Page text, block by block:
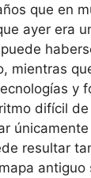
que en
ayer era
mientras
y
difícil
resultar
antiguo